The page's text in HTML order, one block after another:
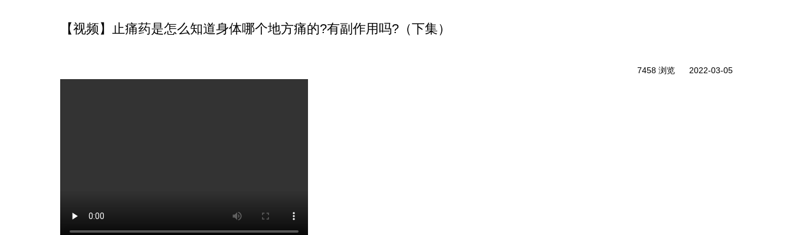
【视频】止痛药是怎么知道身体哪个地方痛的?有副作用吗?（下集）
7458 浏览 2022-03-05